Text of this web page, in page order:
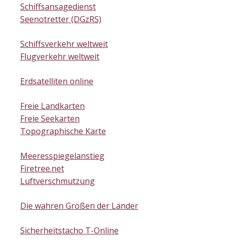
Schiffsansagedienst
Seenotretter (DGzRS)
Schiffsverkehr weltweit
Flugverkehr weltweit
Erdsatelliten online
Freie Landkarten
Freie Seekarten
Topographische Karte
Meeresspiegelanstieg
Firetree.net
Luftverschmutzung
Die wahren Größen der Länder
Sicherheitstacho T-Online